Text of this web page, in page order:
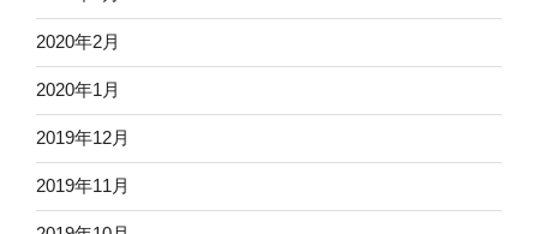
2020年2月
2020年1月
2019年12月
2019年11月